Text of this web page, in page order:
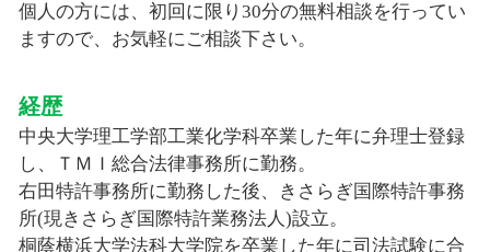
個人の方には、初回に限り30分の無料相談を行ってい
ますので、お気軽にご相談下さい。
経歴
中央大学理工学部工業化学科卒業した年に弁理士登録
し、ＴＭＩ総合法律事務所に勤務。
右田特許事務所に勤務した後、きさらぎ国際特許事務
所(現きさらぎ国際特許業務法人)設立。
桐蔭横浜大学法科大学院を卒業した年に司法試験に合